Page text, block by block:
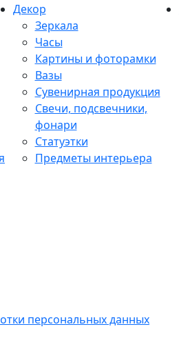
Декор
Зеркала
Часы
Картины и фоторамки
Вазы
Сувенирная продукция
Свечи, подсвечники,
фонари
Статуэтки
Предметы интерьера
персональных данных